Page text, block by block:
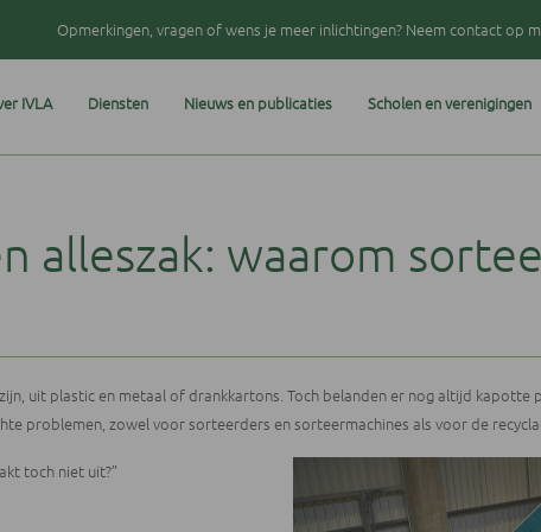
Opmerkingen, vragen of wens je meer inlichtingen? Neem contact op
IVLA Diensten Nieuws en publicaties Scholen en verenigingen
alleszak: waarom
uit plastic en metaal of drankkartons. Toch belanden er nog altijd
problemen, zowel voor sorteerders en sorteermachines als voor de
toch niet uit?”